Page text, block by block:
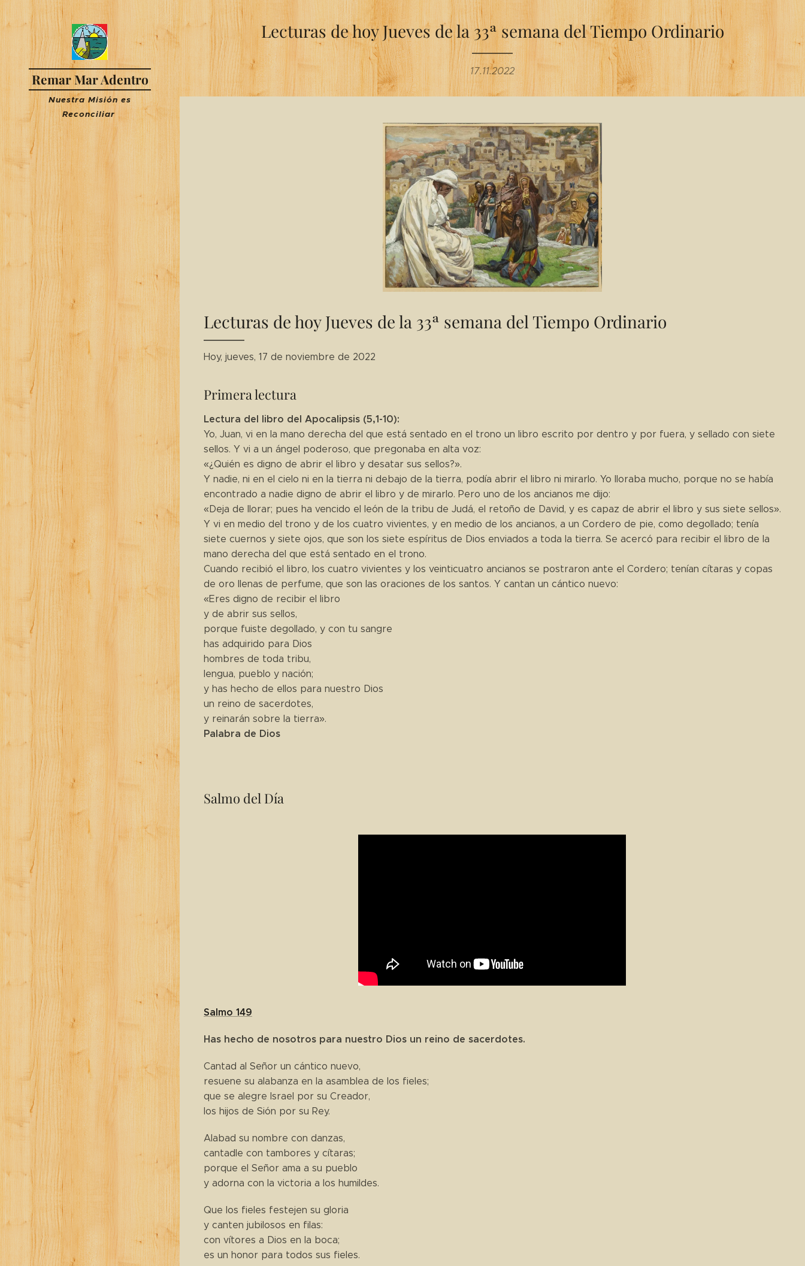
Remar Mar Adentro
Nuestra Misión es
Reconciliar
Lecturas de hoy Jueves de la 33ª semana del Tiempo Ordinario
17.11.2022
Lecturas de hoy Jueves de la 33ª semana del Tiempo Ordinario
Hoy, jueves, 17 de noviembre de 2022
Primera lectura
Lectura del libro del Apocalipsis (5,1-10):
Yo, Juan, vi en la mano derecha del que está sentado en el trono un libro escrito por dentro y por fuera, y sellado con siete
sellos. Y vi a un ángel poderoso, que pregonaba en alta voz:
«¿Quién es digno de abrir el libro y desatar sus sellos?».
Y nadie, ni en el cielo ni en la tierra ni debajo de la tierra, podía abrir el libro ni mirarlo. Yo lloraba mucho, porque no se había
encontrado a nadie digno de abrir el libro y de mirarlo. Pero uno de los ancianos me dijo:
«Deja de llorar; pues ha vencido el león de la tribu de Judá, el retoño de David, y es capaz de abrir el libro y sus siete sellos».
Y vi en medio del trono y de los cuatro vivientes, y en medio de los ancianos, a un Cordero de pie, como degollado; tenía
siete cuernos y siete ojos, que son los siete espíritus de Dios enviados a toda la tierra. Se acercó para recibir el libro de la
mano derecha del que está sentado en el trono.
Cuando recibió el libro, los cuatro vivientes y los veinticuatro ancianos se postraron ante el Cordero; tenían cítaras y copas
de oro llenas de perfume, que son las oraciones de los santos. Y cantan un cántico nuevo:
«Eres digno de recibir el libro
y de abrir sus sellos,
porque fuiste degollado, y con tu sangre
has adquirido para Dios
hombres de toda tribu,
lengua, pueblo y nación;
y has hecho de ellos para nuestro Dios
un reino de sacerdotes,
y reinarán sobre la tierra».
Palabra de Dios
Salmo del Día
Salmo 149
Has hecho de nosotros para nuestro Dios un reino de sacerdotes.
Cantad al Señor un cántico nuevo,
resuene su alabanza en la asamblea de los fieles;
que se alegre Israel por su Creador,
los hijos de Sión por su Rey.
Alabad su nombre con danzas,
cantadle con tambores y cítaras;
porque el Señor ama a su pueblo
y adorna con la victoria a los humildes.
Que los fieles festejen su gloria
y canten jubilosos en filas:
con vítores a Dios en la boca;
es un honor para todos sus fieles.